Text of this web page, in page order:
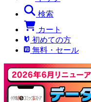
検索
カート
初めての方
無料・セール